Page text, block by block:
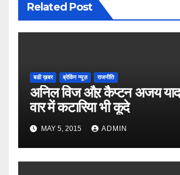
Related Post
बडी ख़बर ब्रेकिंग न्यूज़ राजनीति
अनिल विज औऱ कैप्टन अजय
वार में कटारिया भी कूदे
MAY 5, 2015 ADMIN